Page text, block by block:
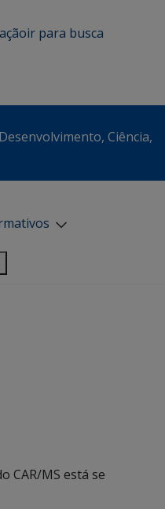
ir para busca
Ciência,
CAR/MS está se